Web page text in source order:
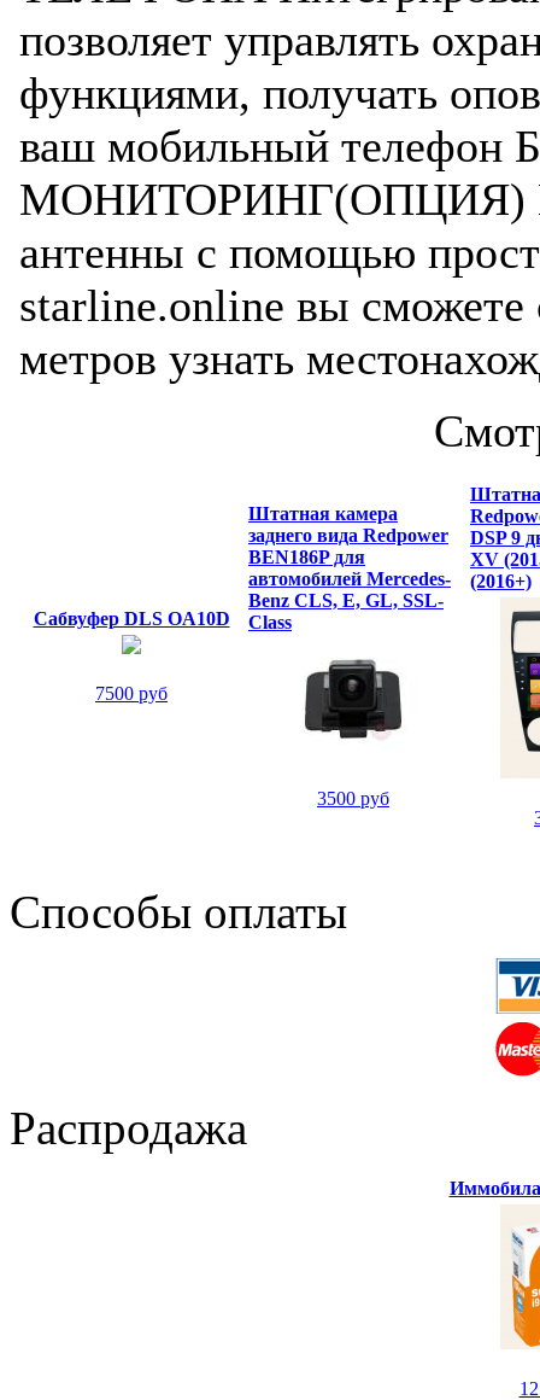
позволяет управлять
функциями, получать
ваш мобильный
МОНИТОРИНГ(ОПЦИЯ)
антенны с помощью
starline.online вы сможете
метров узнать
Сабвуфер DLS OA10D
7500 руб
Штатная камера
заднего вида Redpower
BEN186P для
автомобилей Mercedes-
Benz CLS, E, GL, SSL-
Class
3500 руб
DSP 9
XV
(2016+)
Способы оплаты
Распродажа